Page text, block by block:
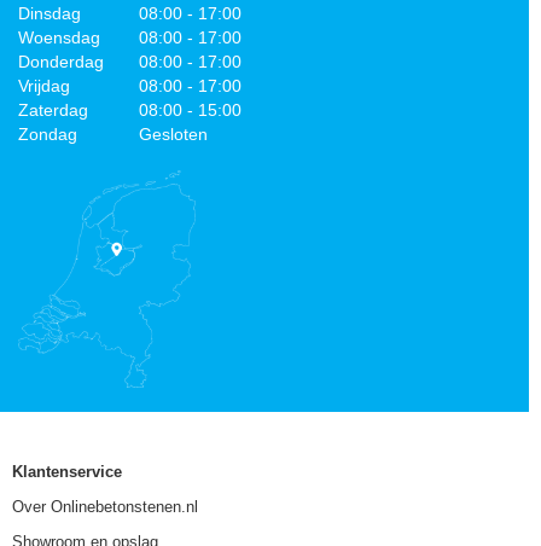
Dinsdag
08:00 - 17:00
Woensdag
08:00 - 17:00
Donderdag
08:00 - 17:00
Vrijdag
08:00 - 17:00
Zaterdag
08:00 - 15:00
Zondag
Gesloten
Klantenservice
Over Onlinebetonstenen.nl
Showroom en opslag